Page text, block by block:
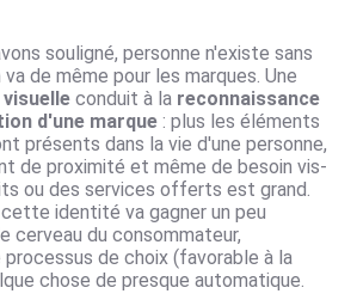
souligné, personne n'existe sans
de même pour les marques. Une
conduit à la reconnaissance
d'une marque : plus les éléments
présents dans la vie d'une personne,
de proximité et même de besoin vis-
ou des services offerts est grand.
identité va gagner un peu
cerveau du consommateur,
de choix (favorable à la
chose de presque automatique.